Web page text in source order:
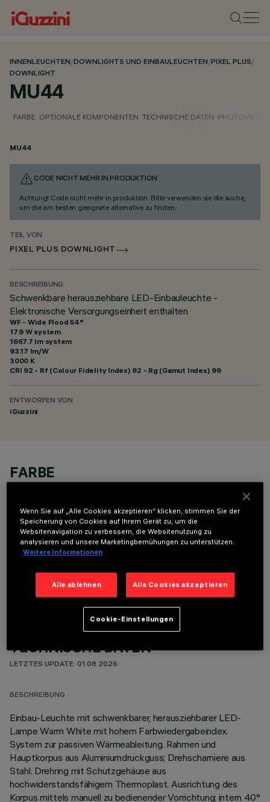
INNENLEUCHTEN/DOWNLIGHTS UND EINBAULEUCHTEN/PIXEL PLUS/
DOWNLIGHT
MU44
FARBE OPTIONALE KOMPONENTEN TECHNISCHE DATEN
MU44
CODE NICHT MEHR IN PRODUKTION
Achtung! Code nicht mehr in produktion. Bitte verwenden sie die suche,
um die am besten geeignete alternative zu finden.
TEIL VON
PIXEL PLUS DOWNLIGHT
BESCHREIBUNG
Schwenkbare herausziehbare LED-Einbauleuchte -
Elektronische Versorgungseinheit enthalten
WF - Wide Flood 54°
17.9 W system
1667.7 lm system
93.17 lm/W
3000 K
CRI 92 - Rf (Colour Fidelity Index) 92 - Rg (Gamut Index) 99
ENTWORFEN VON
iGuzzini
FARBE
OPTIONALE KOMPONENTEN
TECHNISCHE DATEN
LETZTES UPDATE: 01.08.2026
BESCHREIBUNG
Einbau-Leuchte mit schwenkbarer, herausziehbarer LED-
Lampe Warm White mit hohem Farbwiedergabeindex.
System zur passiven Wärmeableitung. Rahmen und
Hauptkorpus aus Aluminiumdruckguss; Drehscharniere aus
Stahl. Drehring mit Schutzgehäuse aus
hochwiderstandsfähigem Thermoplast. Ausrichtung des
Korpus mittels manuell zu bedienender Vorrichtung: intern 40°
Wenn Sie auf „Alle Cookies akzeptieren“ klicken, stimmen Sie der
Speicherung von Cookies auf Ihrem Gerät zu, um die
Websitenavigation zu verbessern, die Websitenutzung zu
analysieren und unsere Marketingbemühungen zu unterstützen.
Weitere Informationen
Alle ablehnen Alle Cookies akzeptieren
Cookie-Einstellungen